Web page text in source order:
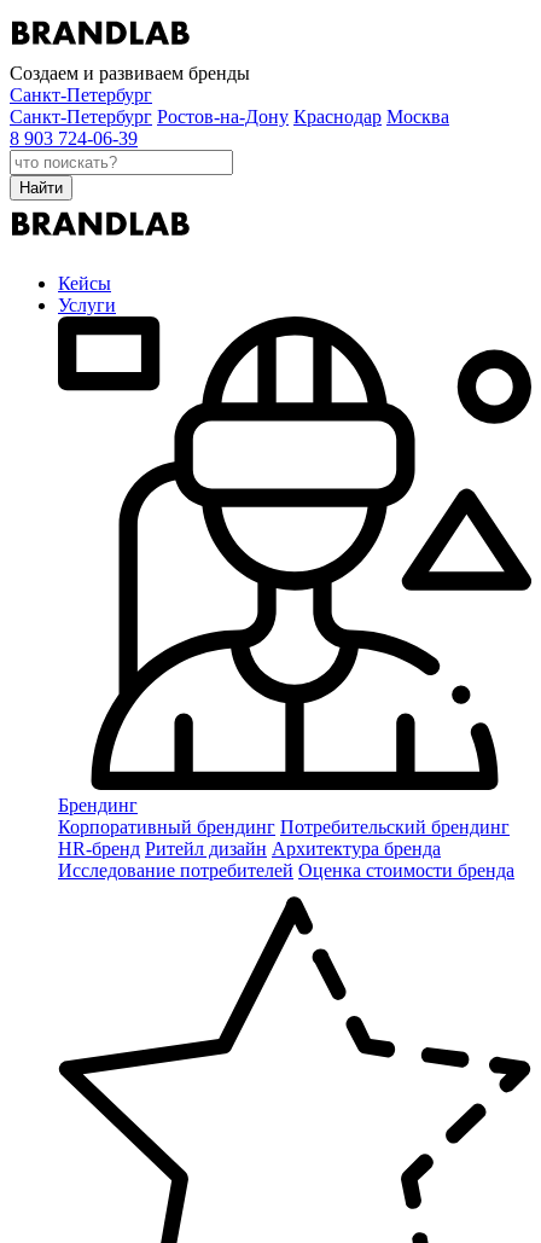
Создаем и развиваем бренды
Санкт-Петербург
Санкт-Петербург Ростов-на-Дону Краснодар Москва
8 903 724-06-39
Найти
Кейсы
Услуги
Брендинг
Корпоративный брендинг Потребительский брендинг
НR-бренд Ритейл дизайн Архитектура бренда
Исследование потребителей Оценка стоимости бренда